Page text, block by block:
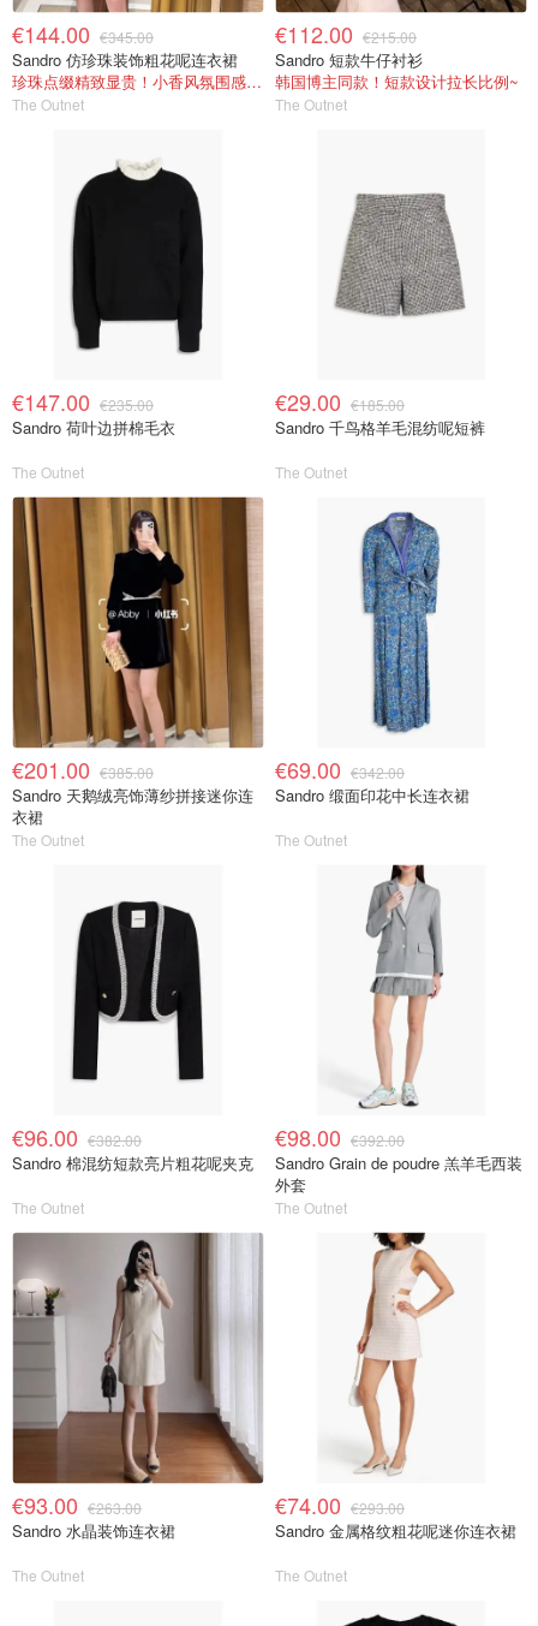
€144.00 €345.00
Sandro 仿珍珠装饰粗花呢连衣裙
珍珠点缀精致显贵！小香风氛围感拉满
The Outnet
€112.00 €215.00
Sandro 短款牛仔衬衫
韩国博主同款！短款设计拉长比例~
The Outnet
€147.00 €235.00
Sandro 荷叶边拼棉毛衣
The Outnet
€29.00 €185.00
Sandro 千鸟格羊毛混纺呢短裤
The Outnet
€201.00 €385.00
Sandro 天鹅绒亮饰薄纱拼接迷你连
衣裙
The Outnet
€69.00 €342.00
Sandro 缎面印花中长连衣裙
The Outnet
€96.00 €382.00
Sandro 棉混纺短款亮片粗花呢夹克
The Outnet
€98.00 €392.00
Sandro Grain de poudre 羔羊毛西装
外套
The Outnet
€93.00 €263.00
Sandro 水晶装饰连衣裙
The Outnet
€74.00 €293.00
Sandro 金属格纹粗花呢迷你连衣裙
The Outnet